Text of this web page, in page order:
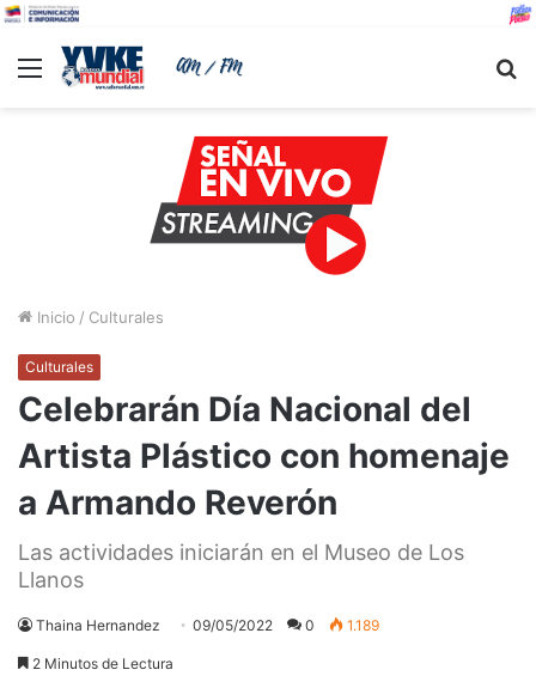
Menu
Inicio / Culturales
Culturales
Celebrarán Día Nacional del
Artista Plástico con homenaje
a Armando Reverón
Las actividades iniciarán en el Museo de Los
Llanos
Thaina Hernandez 09/05/2022 0 1.189
2 Minutos de Lectura